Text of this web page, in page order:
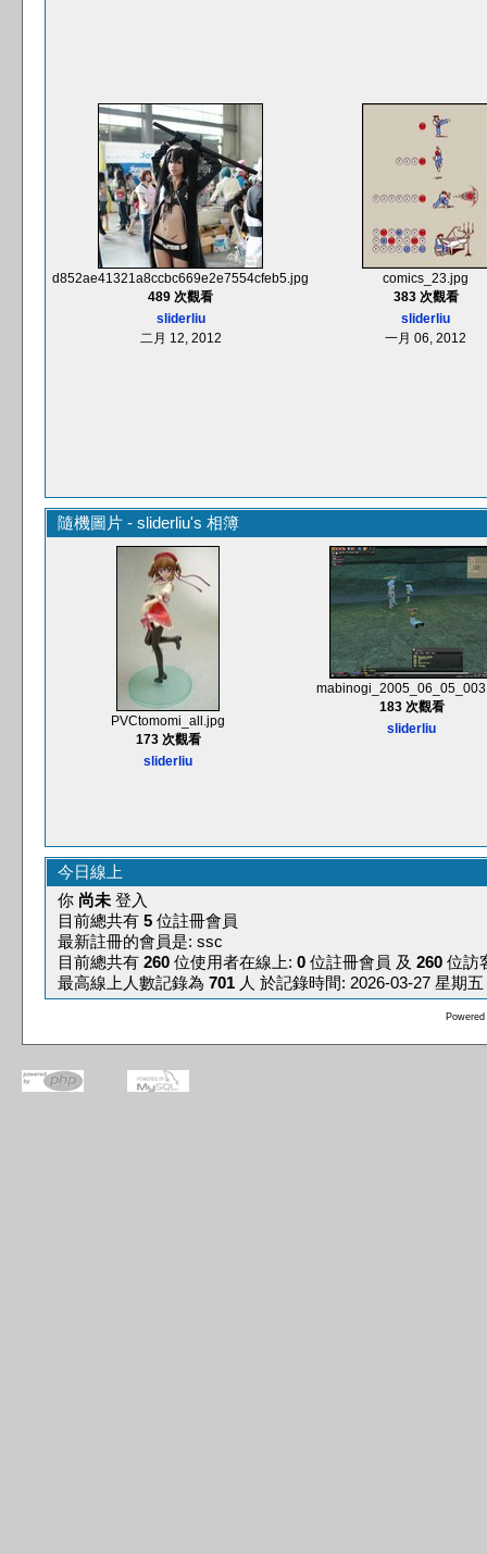
d852ae41321a8ccbc669e2e7554cfeb5.jpg
489 次觀看
sliderliu
二月 12, 2012
comics_23.jpg
383 次觀看
sliderliu
一月 06, 2012
隨機圖片 - sliderliu's 相簿
PVCtomomi_all.jpg
173 次觀看
sliderliu
183 次觀看
sliderliu
今日線上
你 尚未 登入
目前總共有 5 位註冊會員
最新註冊的會員是: ssc
目前總共有 260 位使用者在線上: 0 位註冊會員 及 260 位訪
最高線上人數記錄為 701 人 於記錄時間: 2026-03-27 星期五